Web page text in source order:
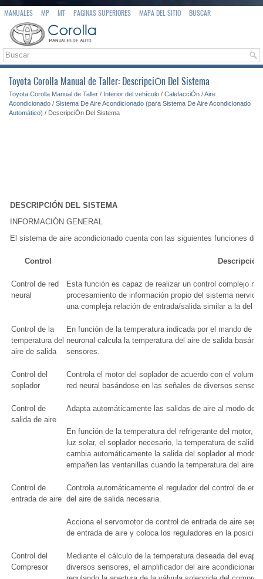
MANUALES MP MT PAGINAS SUPERIORES MAPA DEL SITIO BUSCAR
Toyota Corolla Manual de Taller: DescripciÓn Del Sistema
Toyota Corolla Manual de Taller / Interior del vehículo / CalefacciÓn / Aire
Acondicionado / Sistema De Aire Acondicionado (para Sistema De Aire Acondicionado
Automático) / DescripciÓn Del Sistema
DESCRIPCIÓN DEL SISTEMA
INFORMACIÓN GENERAL
El sistema de aire acondicionado cuenta con las siguientes funciones de
Control Descripción
Control de red
neural
Esta función es capaz de realizar un control complejo
procesamiento de información propio del sistema
una compleja relación de entrada/salida similar a la del
Control de la
temperatura del
aire de salida
En función de la temperatura indicada por el mando de
neuronal calcula la temperatura del aire de salida
sensores.
Control del
soplador
Controla el motor del soplador de acuerdo con el
red neural basándose en las señales de diversos
Control de
salida de aire
Adapta automáticamente las salidas de aire al modo de
En función de la temperatura del refrigerante del motor,
luz solar, el soplador necesario, la temperatura de
cambia automáticamente la salida del soplador al modo
empañen las ventanillas cuando la temperatura del aire
Control de
entrada de aire
Controla automáticamente el regulador del control de
del aire de salida necesaria.
Acciona el servomotor de control de entrada de aire
de entrada de aire y coloca los reguladores en la
Control del
Compresor
Mediante el cálculo de la temperatura deseada del
diversos sensores, el amplificador del aire